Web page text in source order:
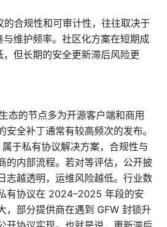
的合规性和可审计性，往往取决于
维护频率。社区化方案在短期成
但长期的安全更新滞后风险更
态的节点多为开源客户端和商用
安全补丁通常有较高频次的发布。
于私有协议解决方案，合规性与
的内部流程。若对等评估，公开披
志越透明，运维风险越低。行业数
有协议在 2024–2025 年段的安
，部分提供商在遇到 GFW 封锁升